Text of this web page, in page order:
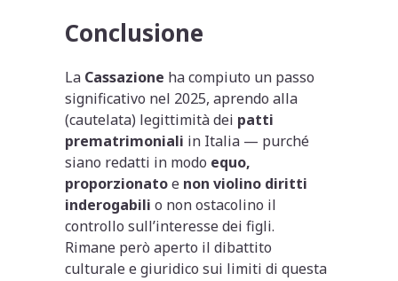
Conclusione
La Cassazione ha compiuto un passo
significativo nel 2025, aprendo alla
(cautelata) legittimità dei patti
prematrimoniali in Italia — purché
siano redatti in modo equo,
proporzionatoe non violino diritti
inderogabili o non ostacolino il
controllo sull’interesse dei figli.
Rimane però aperto il dibattito
culturale e giuridico sui limiti di questa